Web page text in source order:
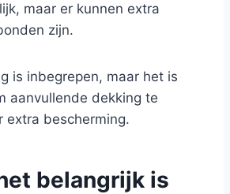
maar er kunnen extra
zijn.
is inbegrepen, maar het is
aanvullende dekking te
extra bescherming.
belangrijk is